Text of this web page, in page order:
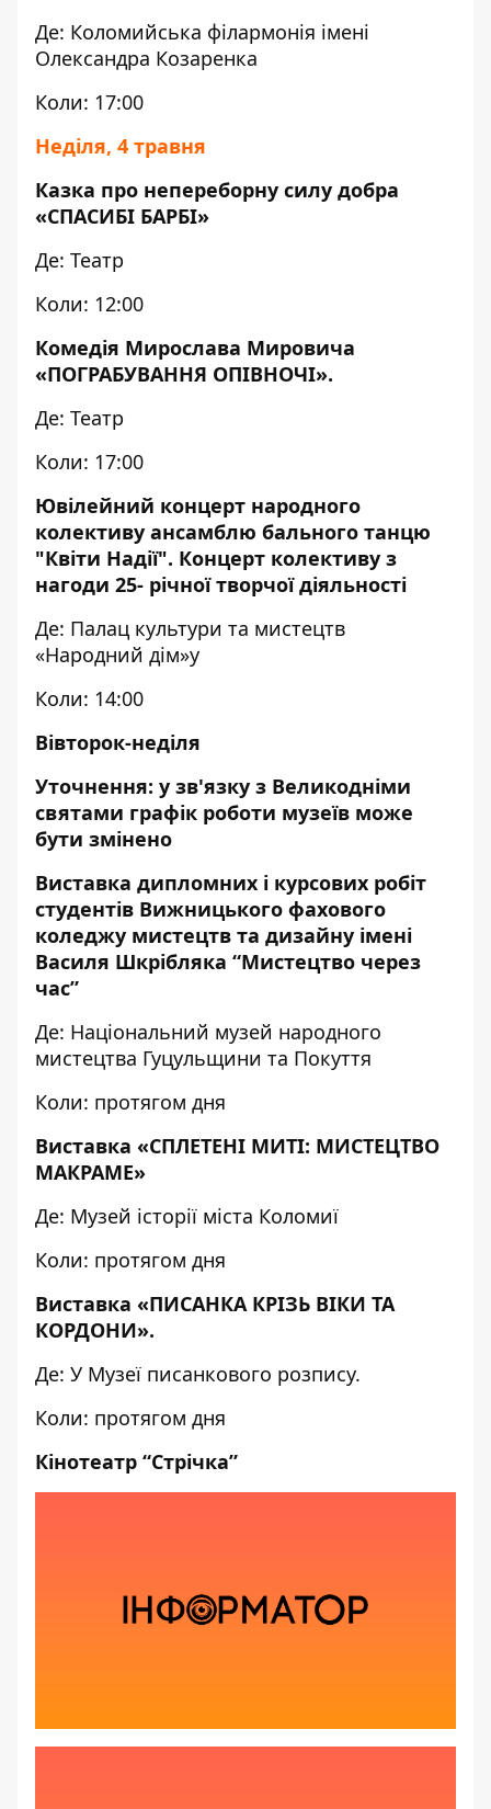
Де: Коломийська філармонія імені
Олександра Козаренка
Коли: 17:00
Неділя, 4 травня
Казка про непереборну силу добра
«СПАСИБІ БАРБІ»
Де: Театр
Коли: 12:00
Комедія Мирослава Мировича
«ПОГРАБУВАННЯ ОПІВНОЧІ».
Де: Театр
Коли: 17:00
Ювілейний концерт народного
колективу ансамблю бального танцю
"Квіти Надії". Концерт колективу з
нагоди 25- річної творчої діяльності
Де: Палац культури та мистецтв
«Народний дім»у
Коли: 14:00
Вівторок-неділя
Уточнення: у зв'язку з Великодніми
святами графік роботи музеїв може
бути змінено
Виставка дипломних і курсових робіт
студентів Вижницького фахового
коледжу мистецтв та дизайну імені
Василя Шкрібляка “Мистецтво через
час”
Де: Національний музей народного
мистецтва Гуцульщини та Покуття
Коли: протягом дня
Виставка «СПЛЕТЕНІ МИТІ: МИСТЕЦТВО
МАКРАМЕ»
Де: Музей історії міста Коломиї
Коли: протягом дня
Виставка «ПИСАНКА КРІЗЬ ВІКИ ТА
КОРДОНИ».
Де: У Музеї писанкового розпису.
Коли: протягом дня
Кінотеатр “Стрічка”